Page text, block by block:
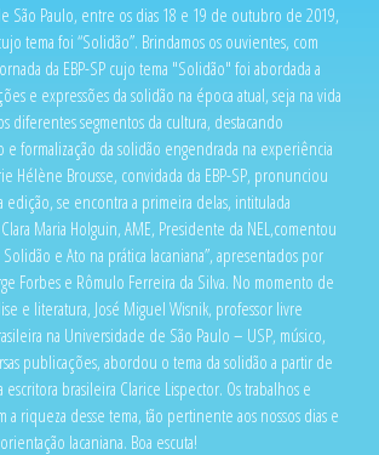
São Paulo, entre os dias 18 e 19 de outubro de 2019,
tema foi “Solidão”. Brindamos os ouvientes, com
da EBP-SP cujo tema "Solidão" foi abordada a
e expressões da solidão na época atual, seja na vida
diferentes segmentos da cultura, destacando
e formalização da solidão engendrada na experiência
Hélène Brousse, convidada da EBP-SP, pronunciou
edição, se encontra a primeira delas, intitulada
Maria Holguin, AME, Presidente da NEL,comentou
e Ato na prática lacaniana”, apresentados por
Forbes e Rômulo Ferreira da Silva. No momento de
e literatura, José Miguel Wisnik, professor livre
na Universidade de São Paulo – USP, músico,
publicações, abordou o tema da solidão a partir de
brasileira Clarice Lispector. Os trabalhos e
a riqueza desse tema, tão pertinente aos nossos dias e
lacaniana. Boa escuta!